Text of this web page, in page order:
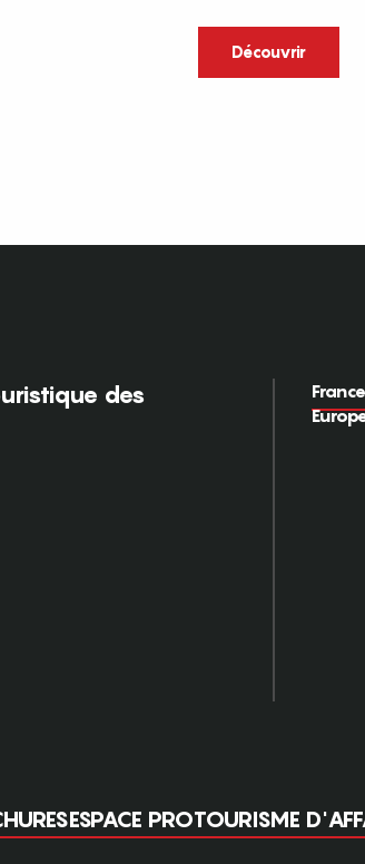
Découvrir
des
France
ESPACE PROTOURISME